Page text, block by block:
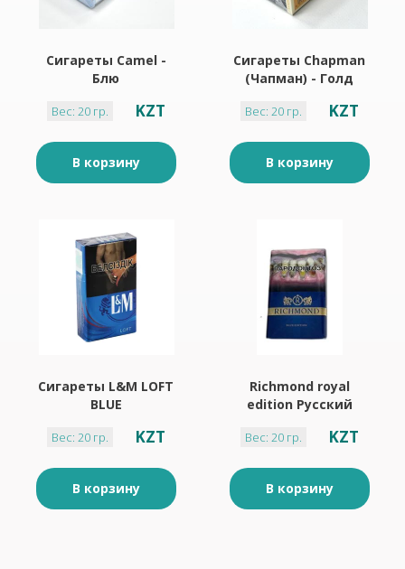
Сигареты Camel -
Блю
Вес: 20 гр. KZT
В корзину
Сигареты Chapman
(Чапман) - Голд
Вес: 20 гр. KZT
В корзину
Сигареты L&M LOFT
BLUE
Вес: 20 гр. KZT
В корзину
Richmond royal
edition Русский
Вес: 20 гр. KZT
В корзину